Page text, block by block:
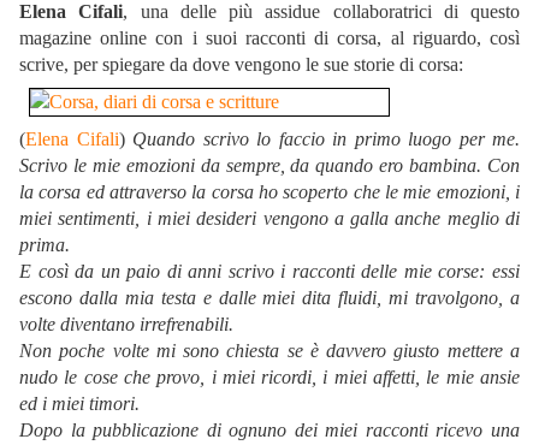
Elena Cifali, una delle più assidue collaboratrici di questo
magazine online con i suoi racconti di corsa, al riguardo, così
scrive, per spiegare da dove vengono le sue storie di corsa:
(Elena Cifali) Quando scrivo lo faccio in primo luogo per me.
Scrivo le mie emozioni da sempre, da quando ero bambina. Con
la corsa ed attraverso la corsa ho scoperto che le mie emozioni, i
miei sentimenti, i miei desideri vengono a galla anche meglio di
prima.
E così da un paio di anni scrivo i racconti delle mie corse: essi
escono dalla mia testa e dalle miei dita fluidi, mi travolgono, a
volte diventano irrefrenabili.
Non poche volte mi sono chiesta se è davvero giusto mettere a
nudo le cose che provo, i miei ricordi, i miei affetti, le mie ansie
ed i miei timori.
Dopo la pubblicazione di ognuno dei miei racconti ricevo una